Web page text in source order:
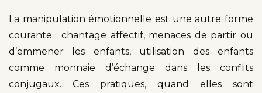
La manipulation émotionnelle est une autre forme
courante : chantage affectif, menaces de partir ou
d’emmener les enfants, utilisation des enfants
comme monnaie d’échange dans les conflits
conjugaux. Ces pratiques, quand elles sont